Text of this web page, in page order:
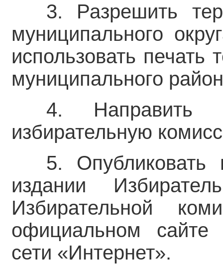
3. Разрешить
муниципального
использовать печать
муниципального
4. Направить
избирательную
5. Опубликовать
издании
Избирательной
официальном сайте
сети «Интернет».